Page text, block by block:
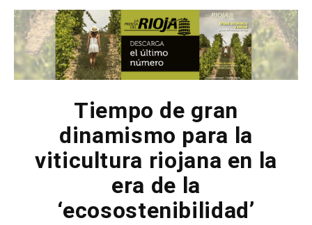
Tiempo de gran
dinamismo para la
viticultura riojana en la
era de la
‘ecosostenibilidad’